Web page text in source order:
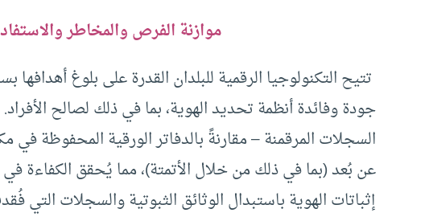
موازنة الفرص والمخاطر
تتيح التكنولوجيا الرقمية للبلدان القدرة على بلوغ
جودة وفائدة أنظمة تحديد الهوية، بما في ذلك لصالح
السجلات المرقمنة – مقارنةً بالدفاتر الورقية
عن بُعد (بما في ذلك من خلال الأتمتة)، مما يُحقق
إثباتات الهوية باستبدال الوثائق الثبوتية والسجلات التي